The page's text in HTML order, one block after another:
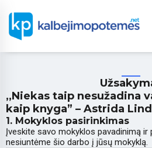
,,Niekas taip nesužadina
kaip knyga” – Astrida
1. Mokyklos pasirinkimas
Įveskite savo mokyklos pavadinimą ir
nesiuntėme šio darbo į jūsų mokyklą.